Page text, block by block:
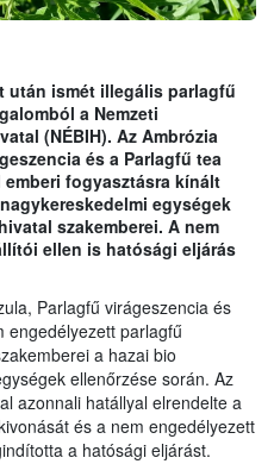
után ismét illegális parlagfű
a Nemzeti
(NÉBIH). Az Ambrózia
és a Parlagfű tea
fogyasztásra kínált
egységek
szakemberei. A nem
ellen is hatósági eljárás
Parlagfű virágeszencia és
engedélyezett parlagfű
a hazai bio
ellenőrzése során. Az
azonnali hatállyal elrendelte a
és a nem engedélyezett
a hatósági eljárást.